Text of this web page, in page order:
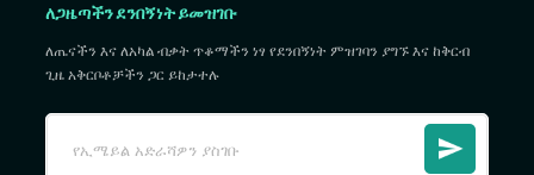
ለጋዜጣችን ደንበኝነት ይመዝገቡ
ለጤናችን እና ለአካል ብቃት ጥቆማችን ነፃ የደንበኝነት ምዝገባን ያግኙ እና ከቅርብ
ጊዜ አቅርቦቶቻችን ጋር ይከታተሉ